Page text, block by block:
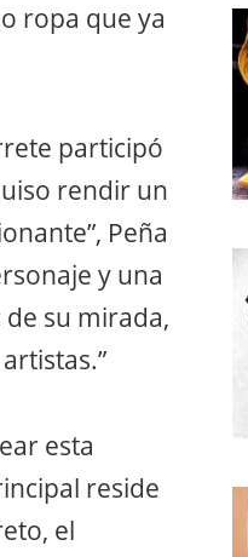
ropa que ya
participó
rendir un
Peña
y una
su mirada,
esta
reside
el